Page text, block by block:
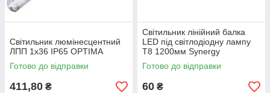
Світильник люмінесцентний
ЛПП 1х36 IP65 OPTIMA
Готово до відправки
411,80 ₴
Світильник лінійний балка
LED під світлодіодну лампу
Т8 1200мм Synergy
Готово до відправки
60 ₴